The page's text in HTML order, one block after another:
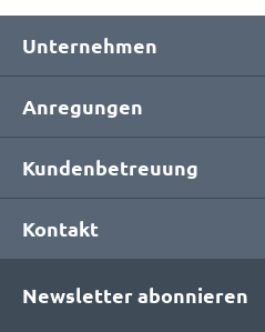
Unternehmen
Anregungen
Kundenbetreuung
Kontakt
Newsletter abonnieren